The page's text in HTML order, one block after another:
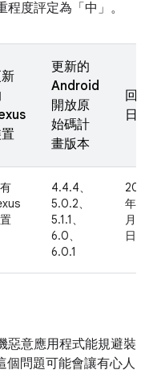
度評定為「中」。
更新的
Android
開放原
始碼計
畫版本
回
日
4.4.4、
5.0.2、
5.1.1、
6.0、
6.0.1
年 5
月
日
惡意應用程式能規避裝
個問題可能會讓有心人